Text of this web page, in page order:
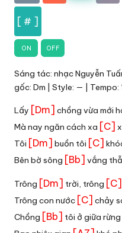
[ # ]
ON OFF
Sáng tác: nhạc Nguyễn
gốc: Dm | Style: — |
Lấy [Dm] chồng vừa mới
Mà nay ngăn cách xa [C]
Tôi [Dm] buồn tôi [C]
Bên bờ sông [Bb] vắng
Trông [Dm] trời, trông [C]
Trông con nước [C] chảy
Chồng [Bb] tôi ở giữa rừng